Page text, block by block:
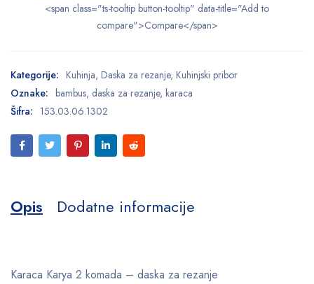
<span class="ts-tooltip button-tooltip" data-title="Add to
compare">Compare</span>
Kategorije: Kuhinja, Daska za rezanje, Kuhinjski pribor
Oznake: bambus, daska za rezanje, karaca
Šifra: 153.03.06.1302
Opis Dodatne informacije
Karaca Karya 2 komada – daska za rezanje